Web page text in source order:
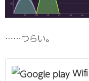
……つらい。